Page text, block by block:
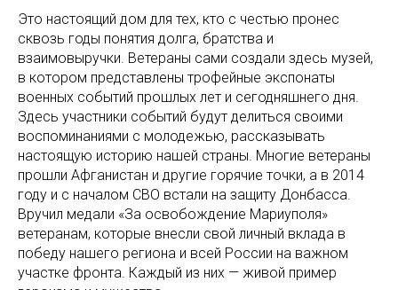
Это настоящий дом для тех, кто с честью пронес
сквозь годы понятия долга, братства и
взаимовыручки. Ветераны сами создали здесь музей,
в котором представлены трофейные экспонаты
военных событий прошлых лет и сегодняшнего дня.
Здесь участники событий будут делиться своими
воспоминаниями с молодежью, рассказывать
настоящую историю нашей страны. Многие ветераны
прошли Афганистан и другие горячие точки, а в 2014
году и с началом СВО встали на защиту Донбасса.
Вручил медали «За освобождение Мариуполя»
ветеранам, которые внесли свой личный вклада в
победу нашего региона и всей России на важном
участке фронта. Каждый из них — живой пример